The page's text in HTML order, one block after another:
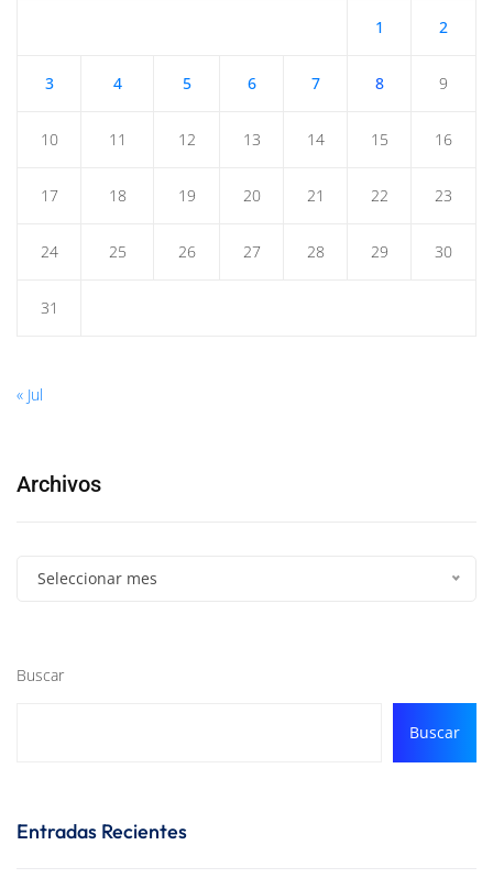
1 2
3 4 5 6 7 8 9
10 11 12 13 14 15 16
17 18 19 20 21 22 23
24 25 26 27 28 29 30
31
« Jul
Archivos
Seleccionar mes
Buscar
Buscar
Entradas Recientes